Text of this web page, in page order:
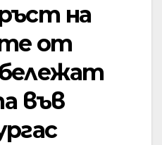
на
от
във